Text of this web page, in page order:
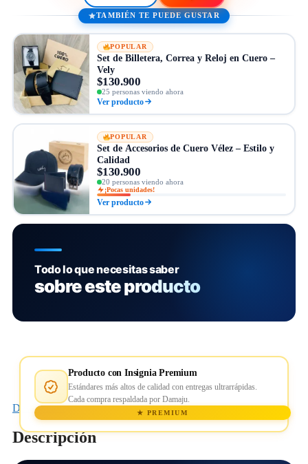
TAMBIÉN TE PUEDE GUSTAR
POPULAR
Set de Billetera, Correa y Reloj en Cuero –
Vely
$130.900
25 personas viendo ahora
Ver producto
POPULAR
Set de Accesorios de Cuero Vélez – Estilo y
Calidad
$130.900
20 personas viendo ahora
¡Pocas unidades!
Ver producto
Todo lo que necesitas saber
sobre este producto
Producto con Insignia Premium
Estándares más altos de calidad con entregas ultrarrápidas.
Cada compra respaldada por Damaju.
★ PREMIUM
Descripción
Descripción